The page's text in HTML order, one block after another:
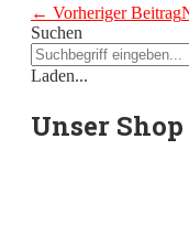
Beitragsnavigation
← Vorheriger Beitrag
Suchen
Laden...
Unser